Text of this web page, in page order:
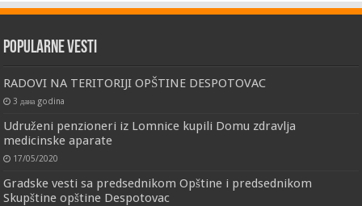
Popularne vesti
RADOVI NA TERITORIJI OPŠTINE DESPOTOVAC
3 дана godina
Udruženi penzioneri iz Lomnice kupili Domu zdravlja
medicinske aparate
17/05/2020
Gradske vesti sa predsednikom Opštine i predsednikom
Skupštine opštine Despotovac